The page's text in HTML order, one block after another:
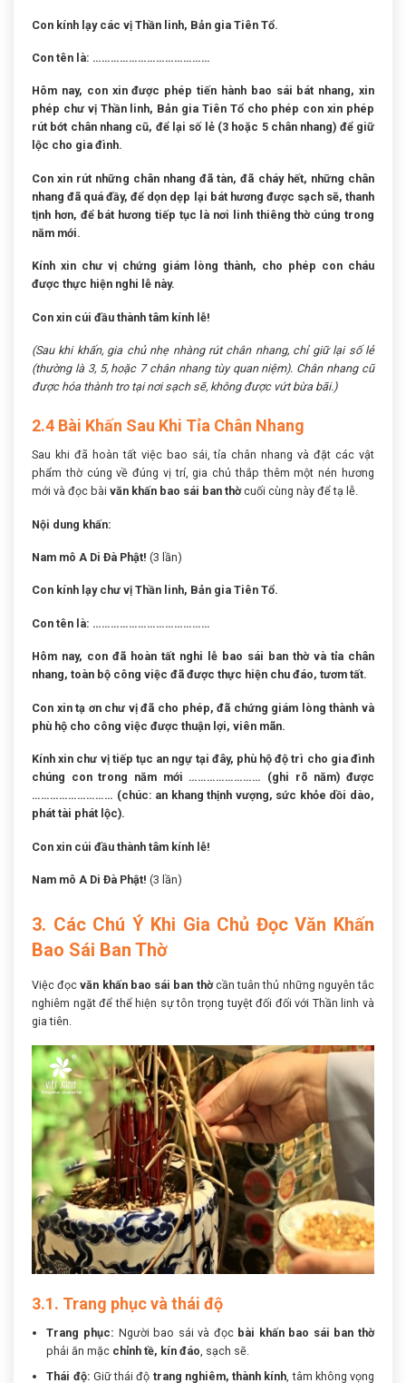
Con kính lạy các vị Thần linh, Bản gia Tiên Tổ.
Con tên là: …………………………………
Hôm nay, con xin được phép tiến hành bao sái bát nhang, xin
phép chư vị Thần linh, Bản gia Tiên Tổ cho phép con xin phép
rút bớt chân nhang cũ, để lại số lẻ (3 hoặc 5 chân nhang) để giữ
lộc cho gia đình.
Con xin rút những chân nhang đã tàn, đã cháy hết, những chân
nhang đã quá đầy, để dọn dẹp lại bát hương được sạch sẽ, thanh
tịnh hơn, để bát hương tiếp tục là nơi linh thiêng thờ cúng trong
năm mới.
Kính xin chư vị chứng giám lòng thành, cho phép con cháu
được thực hiện nghi lễ này.
Con xin cúi đầu thành tâm kính lễ!
(Sau khi khấn, gia chủ nhẹ nhàng rút chân nhang, chỉ giữ lại số lẻ
(thường là 3, 5, hoặc 7 chân nhang tùy quan niệm). Chân nhang cũ
được hóa thành tro tại nơi sạch sẽ, không được vứt bừa bãi.)
2.4 Bài Khấn Sau Khi Tỉa Chân Nhang
Sau khi đã hoàn tất việc bao sái, tỉa chân nhang và đặt các vật
phẩm thờ cúng về đúng vị trí, gia chủ thắp thêm một nén hương
mới và đọc bài văn khấn bao sái ban thờcuối cùng này để tạ lễ.
Nội dung khấn:
Nam mô A Di Đà Phật! (3 lần)
Con kính lạy chư vị Thần linh, Bản gia Tiên Tổ.
Con tên là: …………………………………
Hôm nay, con đã hoàn tất nghi lễ bao sái ban thờ và tỉa chân
nhang, toàn bộ công việc đã được thực hiện chu đáo, tươm tất.
Con xin tạ ơn chư vị đã cho phép, đã chứng giám lòng thành và
phù hộ cho công việc được thuận lợi, viên mãn.
Kính xin chư vị tiếp tục an ngự tại đây, phù hộ độ trì cho gia đình
chúng con trong năm mới …………………… (ghi rõ năm) được
……………………… (chúc: an khang thịnh vượng, sức khỏe dồi dào,
phát tài phát lộc).
Con xin cúi đầu thành tâm kính lễ!
Nam mô A Di Đà Phật! (3 lần)
3. Các Chú Ý Khi Gia Chủ Đọc Văn Khấn
Bao Sái Ban Thờ
Việc đọcvăn khấn bao sái ban thờcần tuân thủ những nguyên tắc
nghiêm ngặt để thể hiện sự tôn trọng tuyệt đối đối với Thần linh và
gia tiên.
3.1. Trang phục và thái độ
Trang phục: Người bao sái và đọc bài khấn bao sái ban thờ
phải ăn mặc chỉnh tề, kín đáo, sạch sẽ.
Thái độ: Giữ thái độ trang nghiêm, thành kính , tâm không vọng